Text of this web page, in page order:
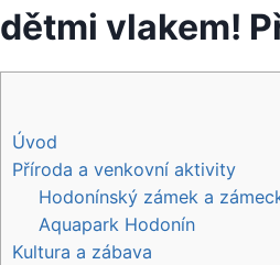
dětmi vlakem!
Úvod
Příroda a venkovní aktivity
Hodonínský zámek a
Aquapark Hodonín
Kultura a zábava